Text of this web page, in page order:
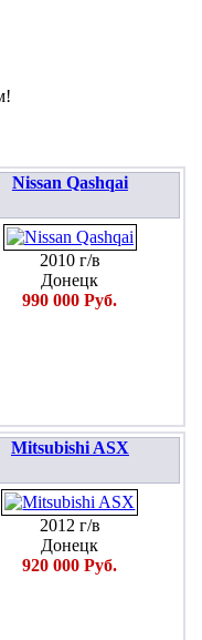
Nissan Qashqai
2010 г/в
Донецк
990 000 Руб.
Mitsubishi ASX
2012 г/в
Донецк
920 000 Руб.